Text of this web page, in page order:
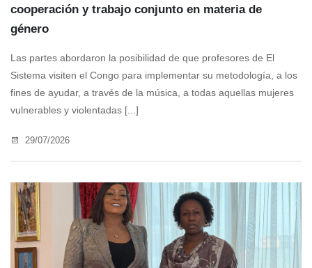
cooperación y trabajo conjunto en materia de
género
Las partes abordaron la posibilidad de que profesores de El
Sistema visiten el Congo para implementar su metodología, a los
fines de ayudar, a través de la música, a todas aquellas mujeres
vulnerables y violentadas [...]
29/07/2026